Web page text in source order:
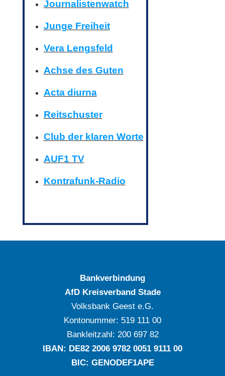
Journalistenwatch
Junge Freiheit
Vera Lengsfeld
Achse des Guten
Acta diurna
Reitschuster
Club der klaren Worte
AUF1 TV
Kontrafunk-Radio
Bankverbindung
AfD Kreisverband Stade
Volksbank Geest e.G.
Kontonummer: ‍519 111 00
Bankleitzahl: ‍200 697 82
IBAN: DE‍82 ‍2006 ‍9782 ‍0051 ‍9111 ‍00
BIC: GENODEF1APE